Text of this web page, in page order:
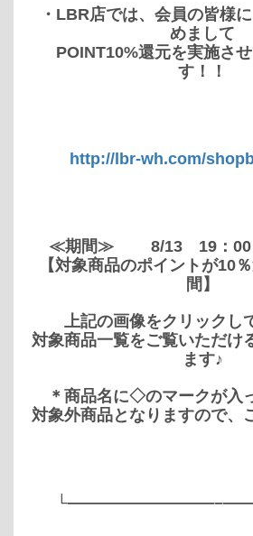
・LBR店では、会員の皆様
めまして
POINT10%還元を実施さ
す！！
http://lbr-wh.com/
≪期間≫ 8/13 19：00～
【対象商品のポイントが10
間】
上記の画像をクリックし
対象商品一覧をご覧いただけ
ます♪
＊商品名に◇のマークが入
対象外商品となりますので、
└—————————–